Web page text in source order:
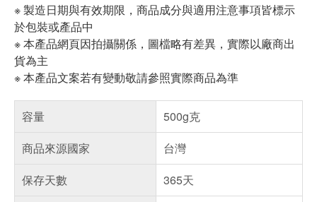
※ 製造日期與有效期限，商品成分與適用注意事項皆標示
於包裝或產品中
※ 本產品網頁因拍攝關係，圖檔略有差異，實際以廠商出
貨為主
※ 本產品文案若有變動敬請參照實際商品為準
容量
500g克
商品來源國家
台灣
保存天數
365天